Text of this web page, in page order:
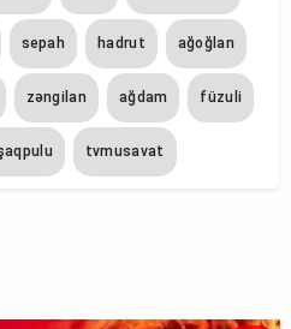
sepah hadrut ağoğlan
zəngilan ağdam füzuli
tvmusavat